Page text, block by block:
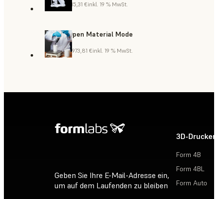
415,31 €inkl. 19 % MwSt.
Open Material Mode
2.973,81 €inkl. 19 % MwSt.
Geben Sie Ihre E-Mail-Adresse ein,
um auf dem Laufenden zu bleiben
3D-Drucker
Form 4B
Form 4BL
Form Auto